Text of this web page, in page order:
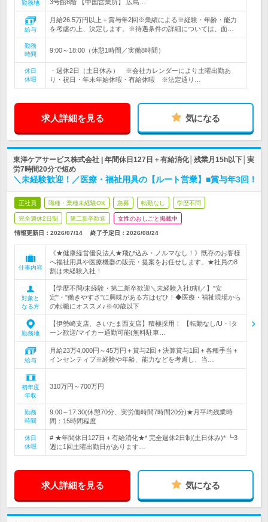
勤務地 3号館8階 【中国営業所】 広島…
給与
月給26.5万円以上＋賞与年2回※業績による※経験・年齢・能力
を考慮の上、決定します。※待遇条件の詳細については、面…
勤務
時間
9:00～18:00（休憩1時間／実働8時間）
休日
休暇
・週休2日（土日休み） ※会社カレンダーにより土曜出勤あ
り・祝日・年末年始休暇・有給休暇 ※法定通り…
求人詳細を見る 気になる
東洋ケアサービス株式会社 | 年間休日127日＋有給消化│残業月15h以下│実
労7時間20分で短め
＼未経験歓迎！／医療・福祉用具の【ルート営業】■賞与年3回！
正社員 職種・業種未経験OK 急募 転勤なし 学歴不問
完全週休2日制 第二新卒歓迎 女性のおしごと掲載中
情報更新日：2026/07/14 終了予定日： 2026/08/24
仕事内容
《★健康経営優良法人★飛び込み・ノルマなし！》既存のお客様
へ福祉用具や医療機器の販売・提案をお任せします。★社員の8
割は未経験入社！
対象と
なる方
【学歴不問/未経験・第二新卒歓迎＼未経験入社8割／】"安
定"・"働きやすさ"に興味がある方はぜひ！◆医療・福祉現場から
の転職にオススメ♪※40歳以下
勤務地
【伊勢崎支店、さいたま西支店】積極採用！ 【転勤なし/U・Iタ
ーン歓迎/マイカー通勤可能(無料駐車…
給与
月給23万4,000円～45万円＋賞与2回＋決算賞与1回＋各種手当＋
インセンティブ※経験や年齢、能力などを考慮し、当…
初年度
年収
310万円～700万円
勤務
時間
9:00～17:30(休憩70分、実労働時間7時間20分)★月平均残業時
間：15時間程度
休日
休暇
# ★年間休日127日＋有給消化★* 完全週休2日制(土日休み)* ┗3
週に1回土曜出勤日があります…
求人詳細を見る 気になる